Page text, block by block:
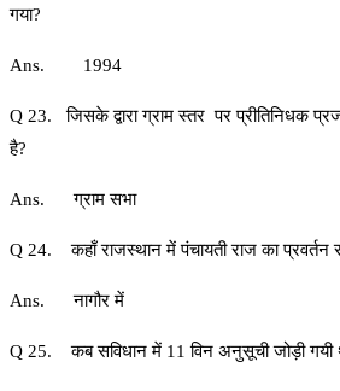
गया?
Ans. 1994
Q 23. जिसके द्वारा ग्राम स्तर पर प्रीतिनिधक
है?
Ans. ग्राम सभा
Q 24. कहाँ राजस्थान में पंचायती राज का प्रवर्तन
Ans. नागौर में
Q 25. कब सविधान में 11 विन अनुसूची जोड़ी गयी